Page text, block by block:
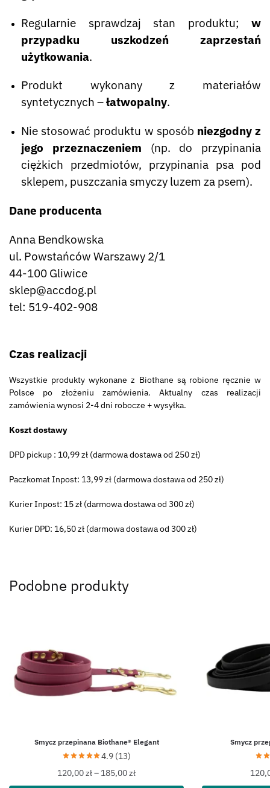
Regularnie sprawdzaj stan produktu; w
przypadku uszkodzeń zaprzestań
użytkowania.
Produkt wykonany z materiałów
syntetycznych –łatwopalny.
Nie stosować produktu w sposób niezgodny z
jego przeznaczeniem (np. do przypinania
ciężkich przedmiotów, przypinania psa pod
sklepem, puszczania smyczy luzem za psem).
Dane producenta
Anna Bendkowska
ul. Powstańców Warszawy 2/1
44-100 Gliwice
sklep@accdog.pl
tel: 519-402-908
Czas realizacji
Wszystkie produkty wykonane z Biothane są robione ręcznie w
Polsce po złożeniu zamówienia. Aktualny czas realizacji
zamówienia wynosi 2-4 dni robocze + wysyłka.
Koszt dostawy
DPD pickup : 10,99 zł (darmowa dostawa od 250 zł)
Paczkomat Inpost: 13,99 zł (darmowa dostawa od 250 zł)
Kurier Inpost: 15 zł (darmowa dostawa od 300 zł)
Kurier DPD: 16,50 zł (darmowa dostawa od 300 zł)
Podobne produkty
Smycz przepinana Biothane® Elegant
4.9 (13)
120,00zł– 185,00zł
Smycz